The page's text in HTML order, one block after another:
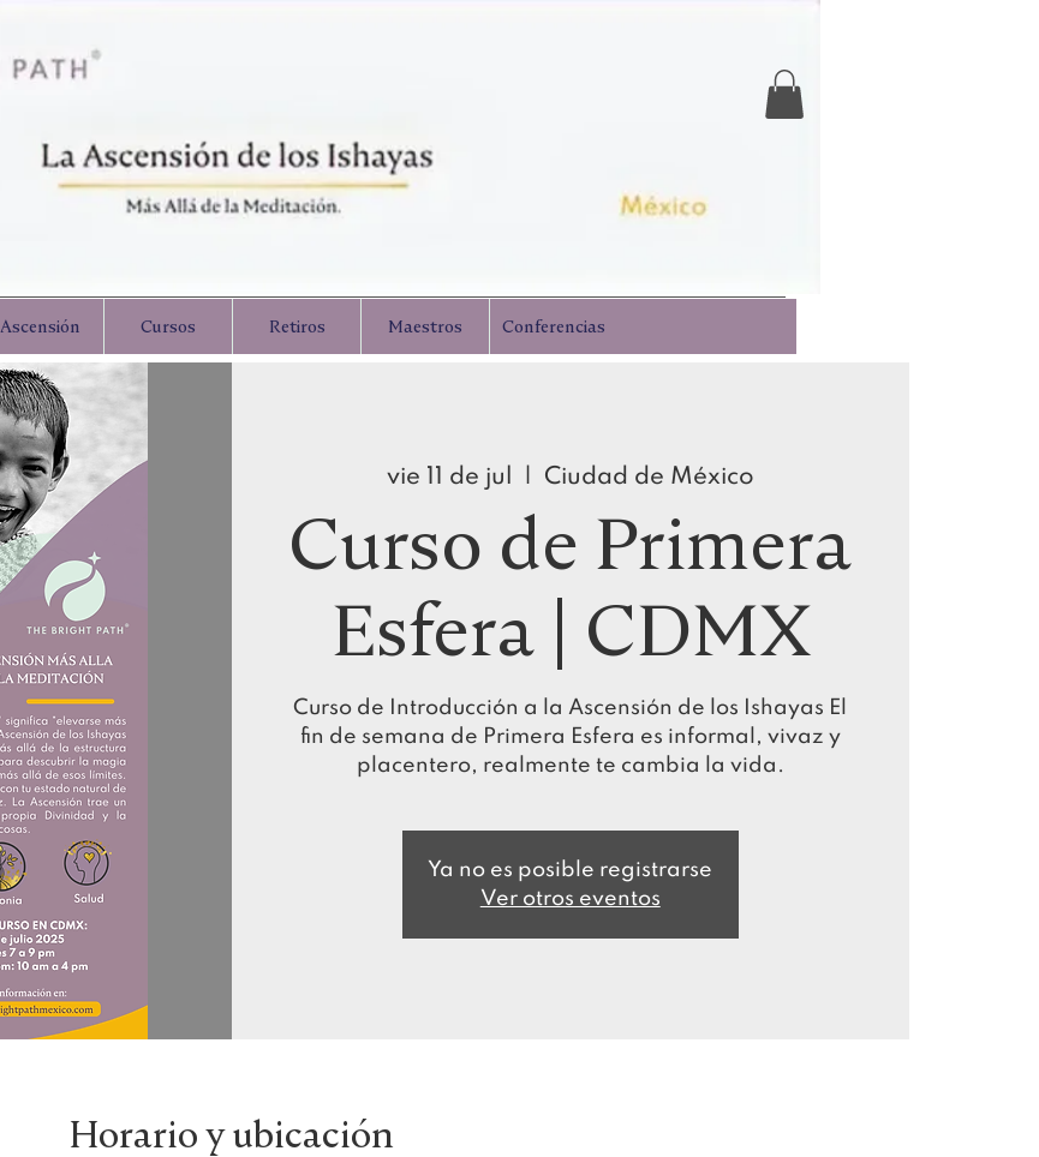
Ascensión Cursos Retiros Maestros Conferencias
vie 11 de jul Ciudad de México
Curso de Primera
Esfera | CDMX
Curso de Introducción a la Ascensión de los Ishayas El
fin de semana de Primera Esfera es informal, vivaz y
placentero, realmente te cambia la vida.
Ya no es posible registrarse
Ver otros eventos
Horario y ubicación